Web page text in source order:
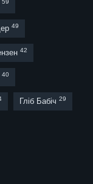
59
49
42
40
Гліб Бабіч 29